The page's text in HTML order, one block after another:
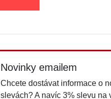
Novinky emailem
Chcete dostávat informace o
slevách? A navíc 3% slevu na